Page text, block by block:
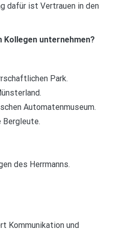
dafür ist Vertrauen in den
Kollegen unternehmen?
Park.
Automatenmuseum.
des Herrmanns.
Kommunikation und